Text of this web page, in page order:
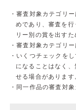
審査対象カテゴリ
めであり、審査を
リー別の賞を出すた
審査対象カテゴリー
いくつチェックを
になることはなく
せる場合があります
同一作品の審査対